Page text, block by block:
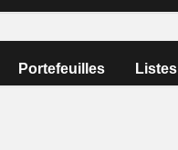
Portefeuilles Listes